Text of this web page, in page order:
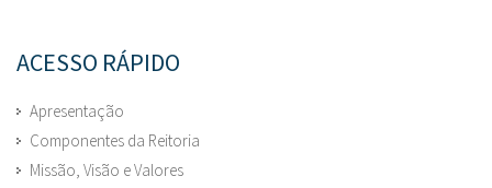
ACESSO RÁPIDO
Apresentação
Componentes da Reitoria
Missão, Visão e Valores